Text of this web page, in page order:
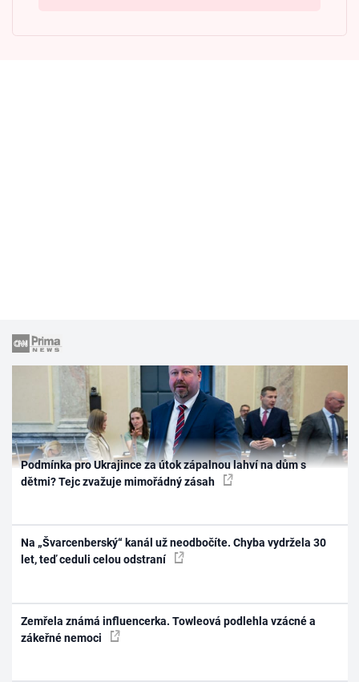
Podmínka pro Ukrajince za útok zápalnou lahví na dům s
dětmi? Tejc zvažuje mimořádný zásah
Na „Švarcenberský“ kanál už neodbočíte. Chyba vydržela 30
let, teď ceduli celou odstraní
Zemřela známá influencerka. Towleová podlehla vzácné a
zákeřné nemoci